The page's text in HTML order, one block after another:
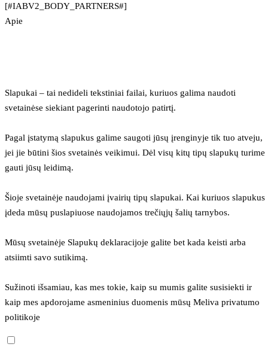
[#IABV2_BODY_PARTNERS#]
Apie
Slapukai – tai nedideli tekstiniai failai, kuriuos galima naudoti
svetainėse siekiant pagerinti naudotojo patirtį.
Pagal įstatymą slapukus galime saugoti jūsų įrenginyje tik tuo atveju,
jei jie būtini šios svetainės veikimui. Dėl visų kitų tipų slapukų turime
gauti jūsų leidimą.
Šioje svetainėje naudojami įvairių tipų slapukai. Kai kuriuos slapukus
įdeda mūsų puslapiuose naudojamos trečiųjų šalių tarnybos.
Mūsų svetainėje Slapukų deklaracijoje galite bet kada keisti arba
atsiimti savo sutikimą.
Sužinoti išsamiau, kas mes tokie, kaip su mumis galite susisiekti ir
kaip mes apdorojame asmeninius duomenis mūsų Meliva privatumo
politikoje